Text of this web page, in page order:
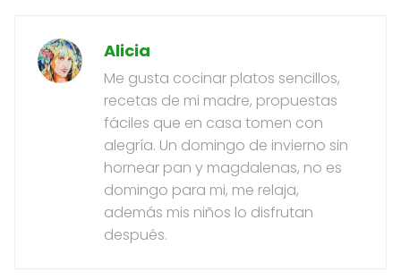
Alicia
Me gusta cocinar platos sencillos,
recetas de mi madre, propuestas
fáciles que en casa tomen con
alegría. Un domingo de invierno sin
hornear pan y magdalenas, no es
domingo para mi, me relaja,
además mis niños lo disfrutan
después.